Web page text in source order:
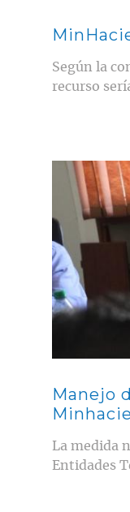
Según la
recurso
Contenido
Manejo
La medida
Entidades